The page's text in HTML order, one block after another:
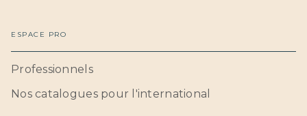
ESPACE PRO
Professionnels
Nos catalogues pour l'international